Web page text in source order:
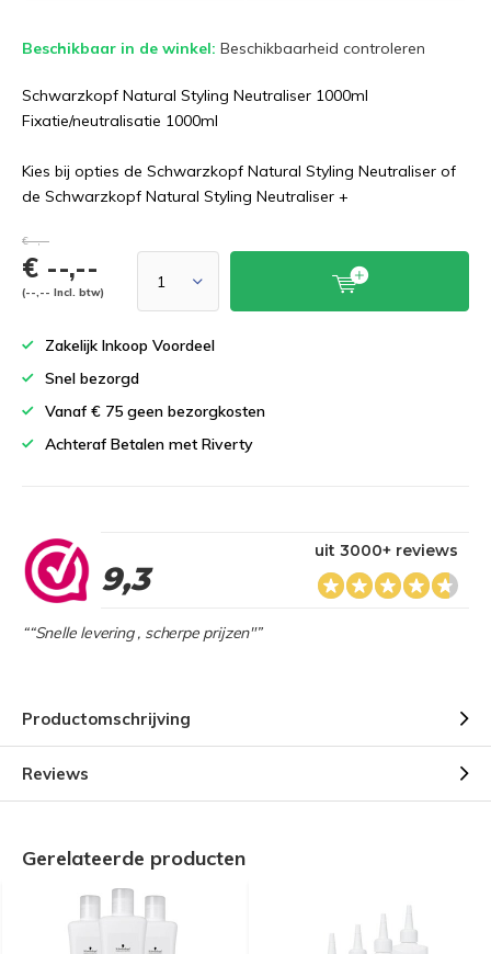
Beschikbaar in de winkel: Beschikbaarheid controleren
Schwarzkopf Natural Styling Neutraliser 1000ml
Fixatie/neutralisatie 1000ml
Kies bij opties de Schwarzkopf Natural Styling Neutraliser of
de Schwarzkopf Natural Styling Neutraliser +
€--,--
€ --,--
(--,-- Incl. btw)
Zakelijk Inkoop Voordeel
Snel bezorgd
Vanaf € 75 geen bezorgkosten
Achteraf Betalen met Riverty
9,3
uit 3000+ reviews
““Snelle levering , scherpe prijzen"”
Productomschrijving
Reviews
Gerelateerde producten